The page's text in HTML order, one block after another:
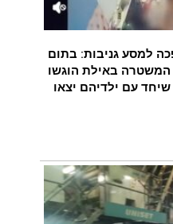
למסע גניבות: בתום
באילת הוגשו
שיחד עם ילדיהם יצאו